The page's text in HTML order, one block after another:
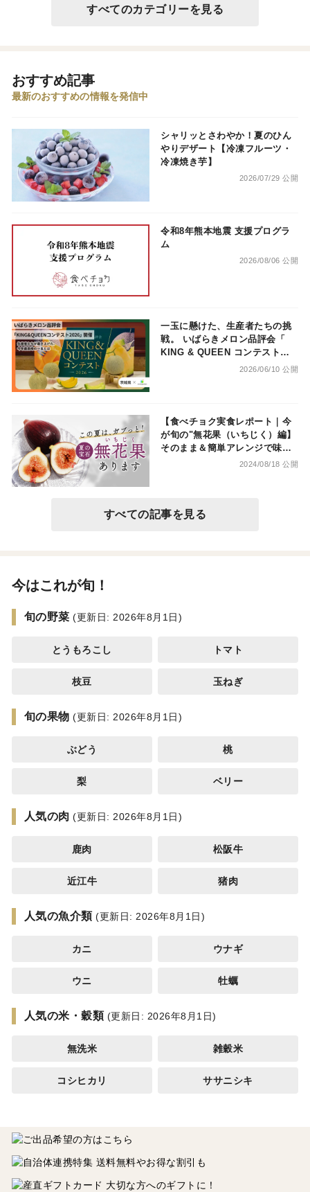
すべてのカテゴリーを見る
おすすめ記事
最新のおすすめの情報を発信中
シャリッとさわやか！夏のひん
やりデザート【冷凍フルーツ・
冷凍焼き芋】
2026/07/29 公開
令和8年熊本地震 支援プログラ
ム
2026/08/06 公開
一玉に懸けた、生産者たちの挑
戦。 いばらきメロン品評会「
KING & QUEEN コンテスト
2026/06/10 公開
【食べチョク実食レポート｜今
が旬の"無花果（いちじく）編】
そのまま＆簡単アレンジで味わ
2024/08/18 公開
すべての記事を見る
今はこれが旬！
旬の野菜(更新日: 2026年8月1日)
とうもろこし トマト
枝豆 玉ねぎ
旬の果物(更新日: 2026年8月1日)
ぶどう 桃
梨 ベリー
人気の肉(更新日: 2026年8月1日)
鹿肉 松阪牛
近江牛 猪肉
人気の魚介類(更新日: 2026年8月1日)
カニ ウナギ
ウニ 牡蠣
人気の米・穀類 (更新日: 2026年8月1日)
無洗米 雑穀米
コシヒカリ ササニシキ